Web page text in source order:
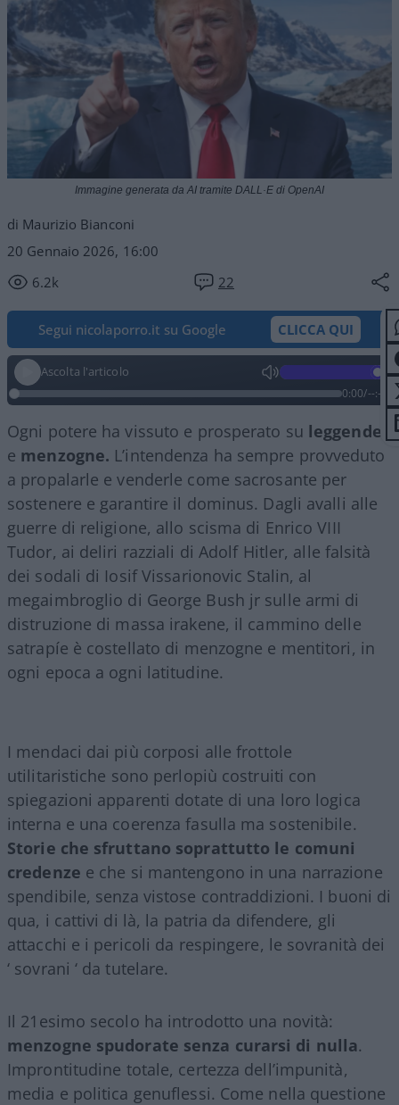
di Maurizio Bianconi
20 Gennaio 2026, 16:00
6.2k
22
Immagine generata da AI tramite DALL·E di OpenAI
Segui nicolaporro.it su Google CLICCA QUI
Ascolta l'articolo
0:00/--:--
Ogni potere ha vissuto e prosperato su leggende
e menzogne. L’intendenza ha sempre provveduto
a propalarle e venderle come sacrosante per
sostenere e garantire il dominus. Dagli avalli alle
guerre di religione, allo scisma di Enrico VIII
Tudor, ai deliri razziali di Adolf Hitler, alle falsità
dei sodali di Iosif Vissarionovic Stalin, al
megaimbroglio di George Bush jr sulle armi di
distruzione di massa irakene, il cammino delle
satrapíe è costellato di menzogne e mentitori, in
ogni epoca a ogni latitudine.
I mendaci dai più corposi alle frottole
utilitaristiche sono perlopiù costruiti con
spiegazioni apparenti dotate di una loro logica
interna e una coerenza fasulla ma sostenibile.
Storie che sfruttano soprattutto le comuni
credenze e che si mantengono in una narrazione
spendibile, senza vistose contraddizioni. I buoni di
qua, i cattivi di là, la patria da difendere, gli
attacchi e i pericoli da respingere, le sovranità dei
‘ sovrani ‘ da tutelare.
Il 21esimo secolo ha introdotto una novità:
menzogne spudorate senza curarsi di nulla.
Improntitudine totale, certezza dell’impunità,
media e politica genuflessi. Come nella questione